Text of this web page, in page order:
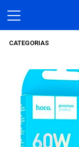
CATEGORIAS